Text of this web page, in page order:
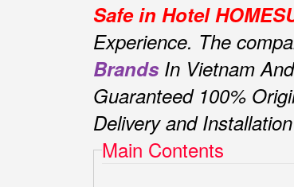
Safe in Hotel
Experience. The
Brands In Vietnam
Guaranteed 100%
Delivery and
Main Contents